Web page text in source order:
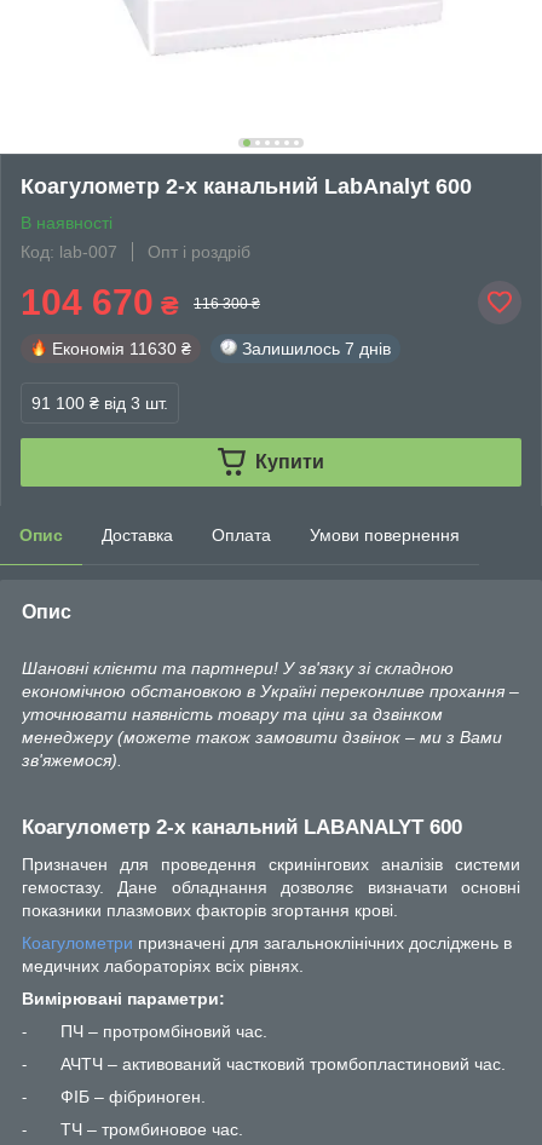
Коагулометр 2-х канальний LabAnalyt 600
В наявності
Код: lab-007
Опт і роздріб
104 670 ₴ 116 300 ₴
Економія 11630 ₴ Залишилось 7 днів
91 100 ₴ від 3 шт.
Купити
Опис Доставка Оплата Умови повернення
Опис
Шановні клієнти та партнери! У зв'язку зі складною
економічною обстановкою в Україні переконливе прохання –
уточнювати наявність товару та ціни за дзвінком
менеджеру (можете також замовити дзвінок – ми з Вами
зв'яжемося).
Коагулометр 2-х канальний LABANALYT 600
Призначен для проведення скринінгових аналізів системи
гемостазу. Дане обладнання дозволяє визначати основні
показники плазмових факторів згортання крові.
Коагулометри призначені для загальноклінічних досліджень в
медичних лабораторіях всіх рівнях.
Вимірювані параметри:
- ПЧ – протромбіновий час.
- АЧТЧ – активований частковий тромбопластиновий час.
- ФІБ – фібриноген.
- ТЧ – тромбиновое час.